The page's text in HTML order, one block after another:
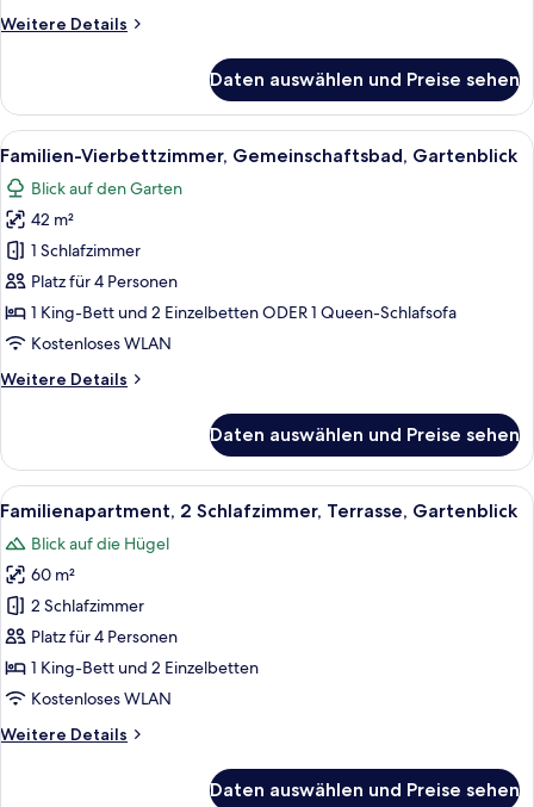
Weitere Details
Weitere
Doppel-
oder
-
Zweibettzimmer,
Gemeinschaftsbad
Daten auswählen und Preise sehen
Alle
Fotos
für
Familien-
Vierbettzimmer,
Gemeinschaftsbad,
Gartenblick
anzeigen
Ein gemütlicher, hell erleuchteter
7
Familien-Vierbettzimmer, Gemeinschaftsbad, Gartenblick
Blick auf den Garten
42 m²
1 Schlafzimmer
Platz für 4 Personen
1 King-Bett und 2 Einzelbetten ODER 1 Queen-Schlafsofa
Kostenloses WLAN
Weitere Details
Weitere
Vierbettzimmer,
Gemeinschaftsbad,
Gartenblick
Daten auswählen und Preise sehen
Alle
Fotos
für
Familienapartment,
2 Schlafzimmer,
Terrasse,
Gartenblick
anzeigen
Ein modernes Wohnzimmer mit zwei
5
Familienapartment, 2 Schlafzimmer, Terrasse, Gartenblick
Blick auf die Hügel
60 m²
2 Schlafzimmer
Platz für 4 Personen
1 King-Bett und 2 Einzelbetten
Kostenloses WLAN
Weitere Details
Weitere
Daten auswählen und Preise sehen